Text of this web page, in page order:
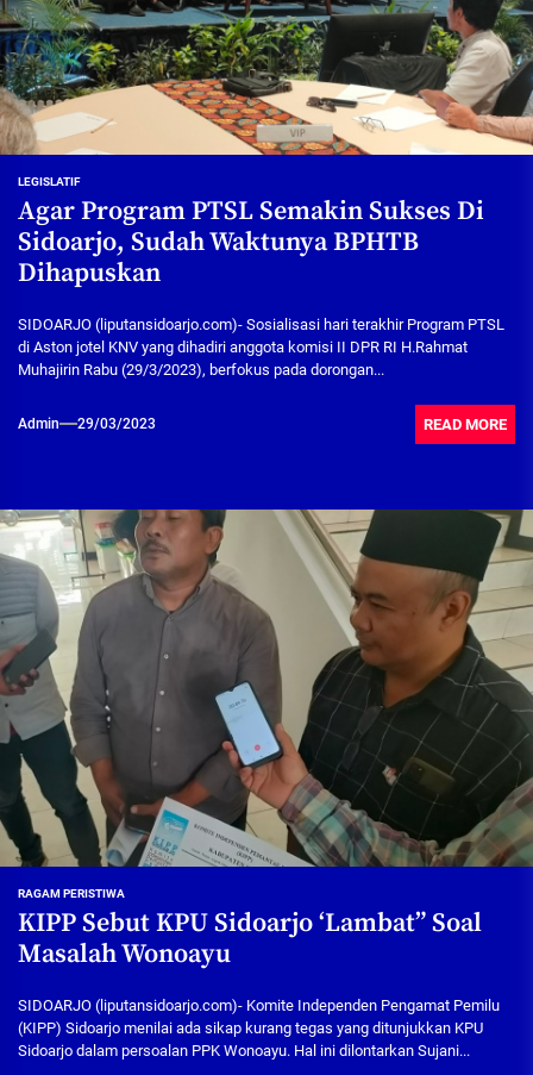
LEGISLATIF
Agar Program PTSL Semakin Sukses Di
Sidoarjo, Sudah Waktunya BPHTB
Dihapuskan
SIDOARJO (liputansidoarjo.com)- Sosialisasi hari terakhir Program PTSL
di Aston jotel KNV yang dihadiri anggota komisi II DPR RI H.Rahmat
Muhajirin Rabu (29/3/2023), berfokus pada dorongan...
Admin 29/03/2023 READ MORE
RAGAM PERISTIWA
KIPP Sebut KPU Sidoarjo ‘Lambat” Soal
Masalah Wonoayu
SIDOARJO (liputansidoarjo.com)- Komite Independen Pengamat Pemilu
(KIPP) Sidoarjo menilai ada sikap kurang tegas yang ditunjukkan KPU
Sidoarjo dalam persoalan PPK Wonoayu. Hal ini dilontarkan Sujani...